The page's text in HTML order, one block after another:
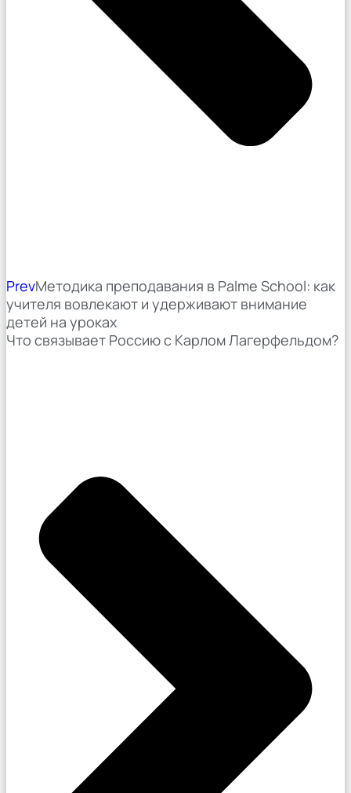
PrevМетодика преподавания в Palme School: как
учителя вовлекают и удерживают внимание
детей на уроках
Что связывает Россию с Карлом Лагерфельдом?